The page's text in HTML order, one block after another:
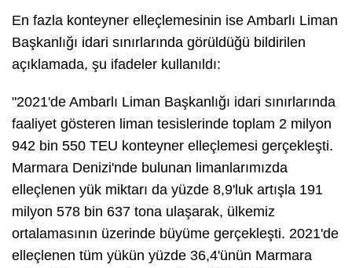
En fazla konteyner elleçlemesinin ise Ambarlı Liman
Başkanlığı idari sınırlarında görüldüğü bildirilen
açıklamada, şu ifadeler kullanıldı:
"2021'de Ambarlı Liman Başkanlığı idari sınırlarında
faaliyet gösteren liman tesislerinde toplam 2 milyon
942 bin 550 TEU konteyner elleçlemesi gerçekleşti.
Marmara Denizi'nde bulunan limanlarımızda
elleçlenen yük miktarı da yüzde 8,9'luk artışla 191
milyon 578 bin 637 tona ulaşarak, ülkemiz
ortalamasının üzerinde büyüme gerçekleşti. 2021'de
elleçlenen tüm yükün yüzde 36,4'ünün Marmara